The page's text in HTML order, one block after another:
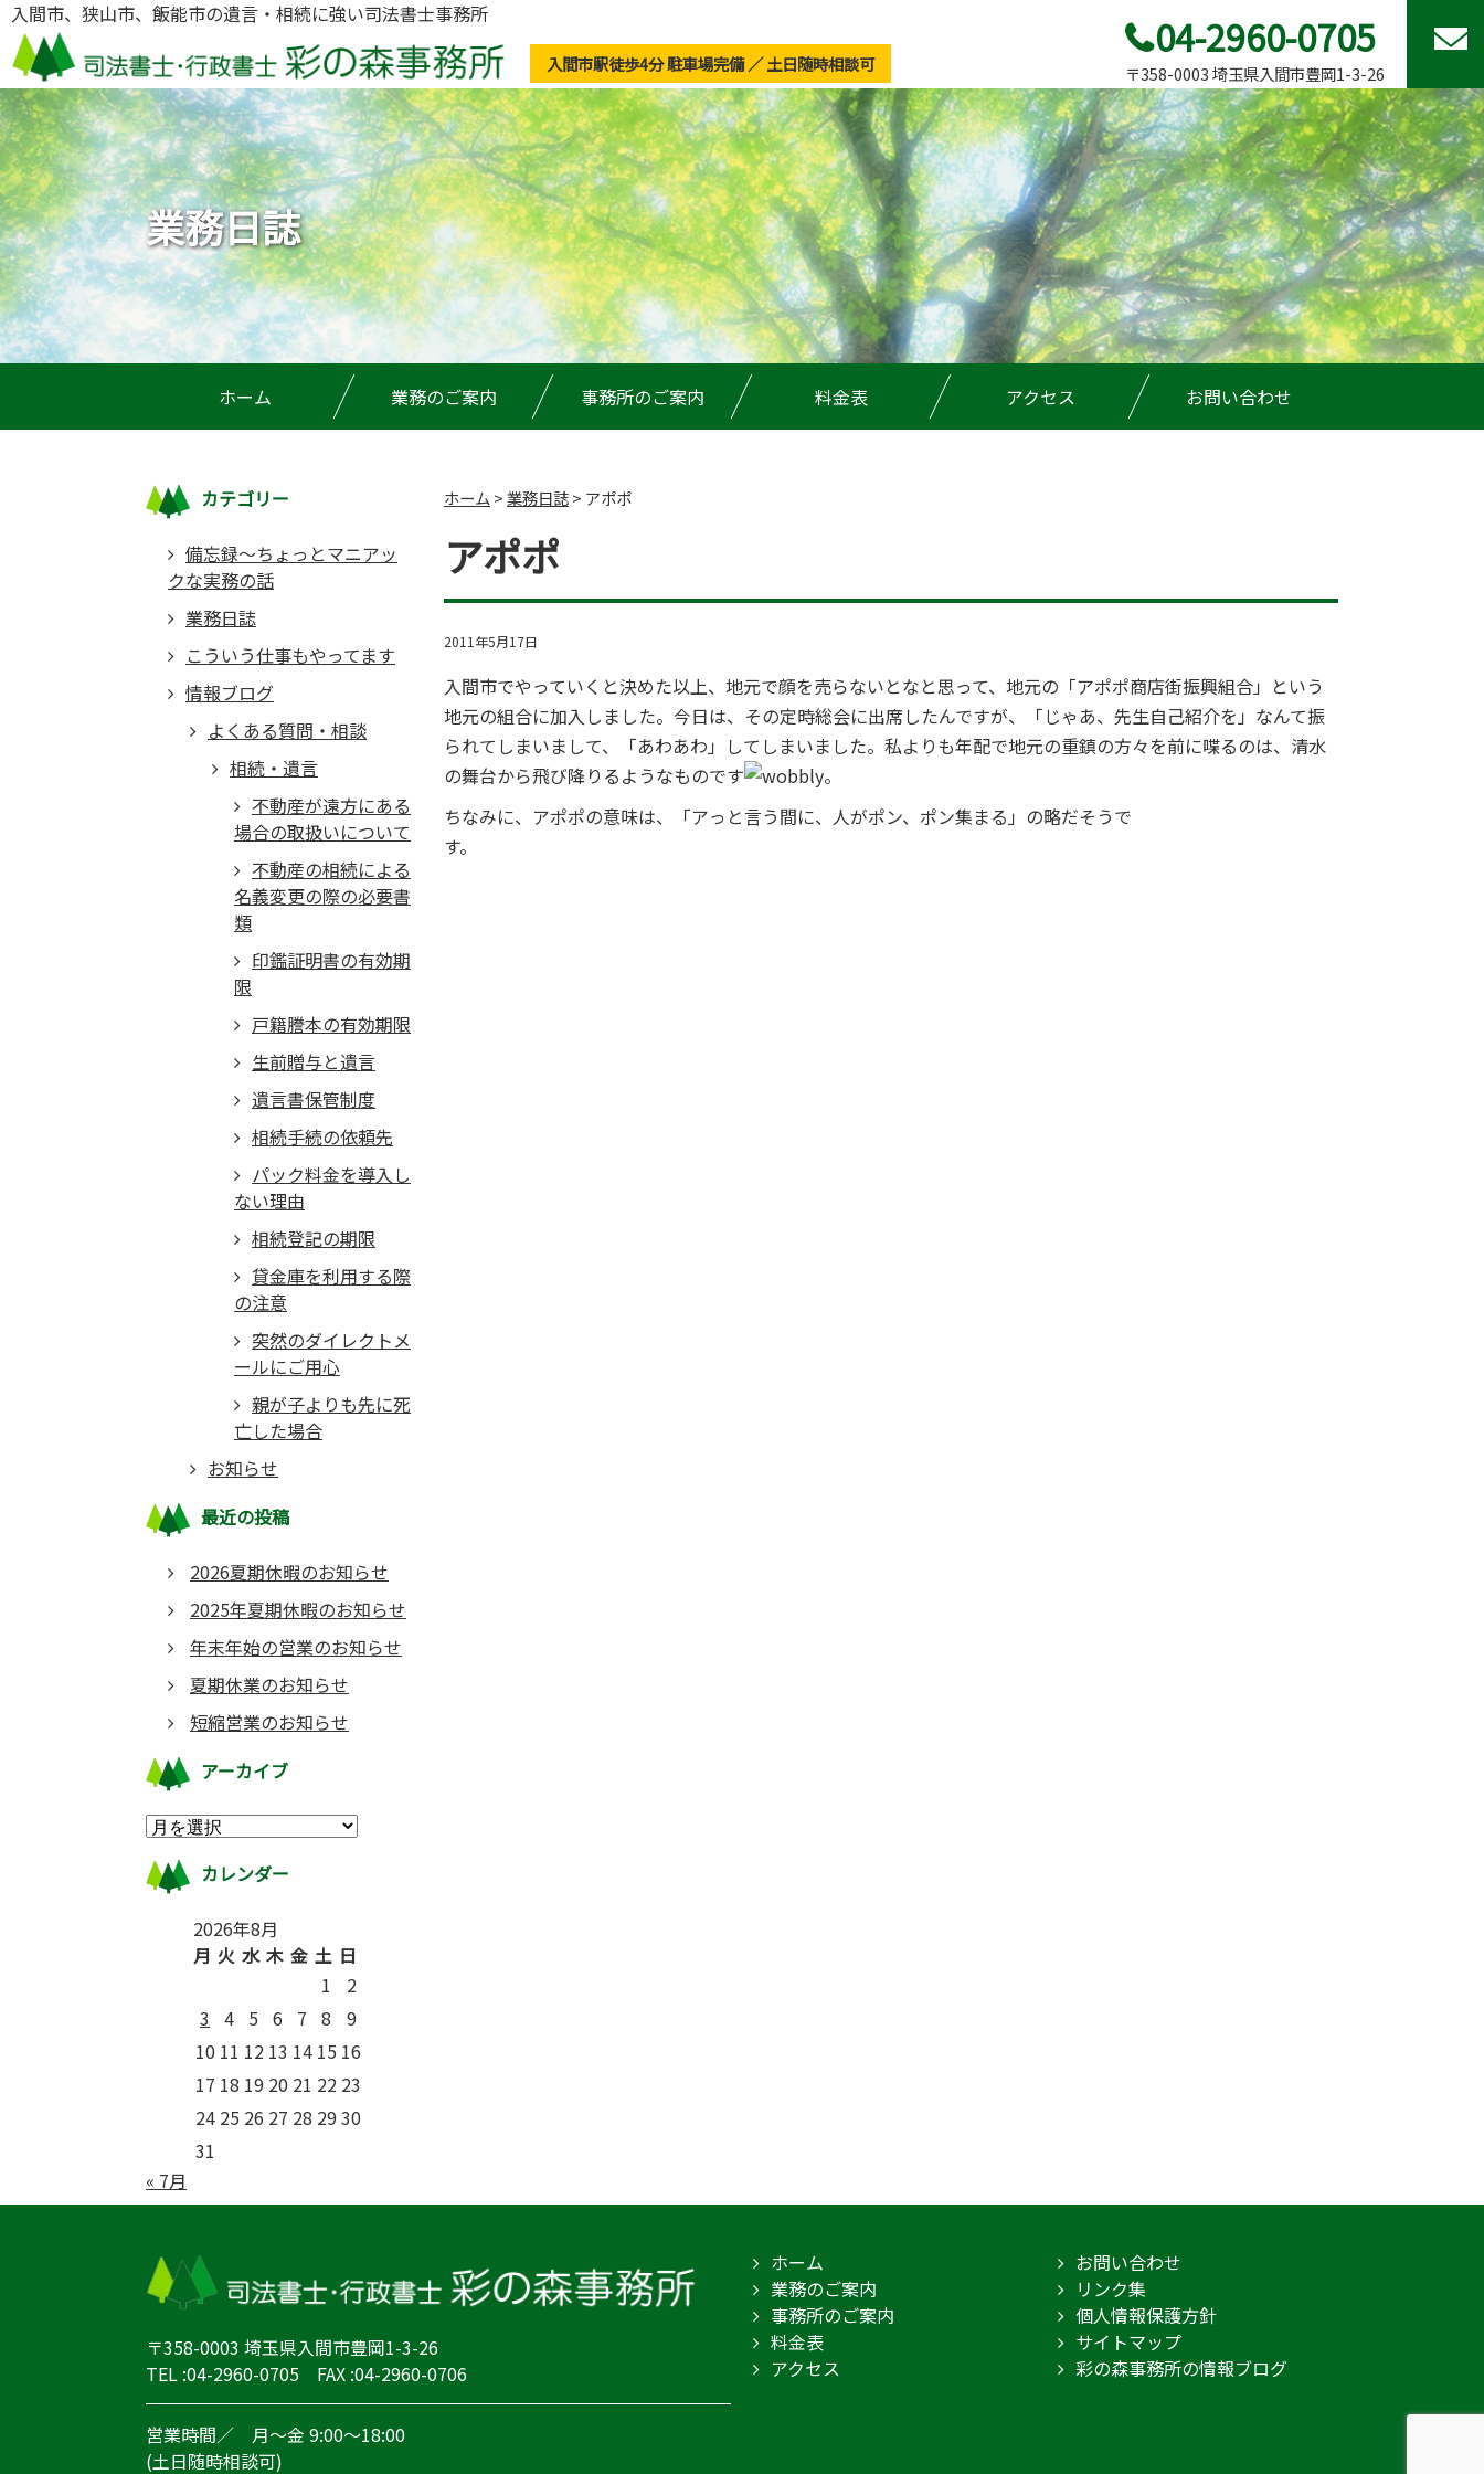
入間市、狭山市、飯能市の遺言・相続に強い司法書士事務所
入間市駅徒歩4分 駐車場完備 ／ 土日随時相談可
04-2960-0705
〒358-0003 埼玉県入間市豊岡1-3-26
業務日誌
ホーム 業務のご案内 事務所のご案内 料金表 アクセス お問い合わせ
ホーム >業務日誌> アポポ
アポポ
2011年5月17日
入間市でやっていくと決めた以上、地元で顔を売らないとなと思って、地元の「アポポ商店街振興組合」という
地元の組合に加入しました。今日は、その定時総会に出席したんですが、「じゃあ、先生自己紹介を」なんて振
られてしまいまして、「あわあわ」してしまいました。私よりも年配で地元の重鎮の方々を前に喋るのは、清水
の舞台から飛び降りるようなものです
。
ちなみに、アポポの意味は、「アっと言う間に、人がポン、ポン集まる」の略だそうで
す。
カテゴリー
備忘録～ちょっとマニアッ
クな実務の話
業務日誌
こういう仕事もやってます
情報ブログ
よくある質問・相談
相続・遺言
不動産が遠方にある
場合の取扱いについて
不動産の相続による
名義変更の際の必要書
類
印鑑証明書の有効期
限
戸籍謄本の有効期限
生前贈与と遺言
遺言書保管制度
相続手続の依頼先
パック料金を導入し
ない理由
相続登記の期限
貸金庫を利用する際
の注意
突然のダイレクトメ
ールにご用心
親が子よりも先に死
亡した場合
お知らせ
最近の投稿
2026夏期休暇のお知らせ
2025年夏期休暇のお知らせ
年末年始の営業のお知らせ
夏期休業のお知らせ
短縮営業のお知らせ
アーカイブ
カレンダー
2026年8月
月 火 水 木 金 土 日
1
2
3 4 5 6 7 8
9
10 11 12 13 14 15 16
17 18 19 20 21 22 23
24 25 26 27 28 2930
31
« 7月
〒358-0003 埼玉県入間市豊岡1-3-26
TEL :04-2960-0705 FAX :04-2960-0706
営業時間／ 月～金 9:00～18:00
(土日随時相談可)
ホーム
業務のご案内
事務所のご案内
料金表
アクセス
お問い合わせ
リンク集
個人情報保護方針
サイトマップ
彩の森事務所の情報ブログ